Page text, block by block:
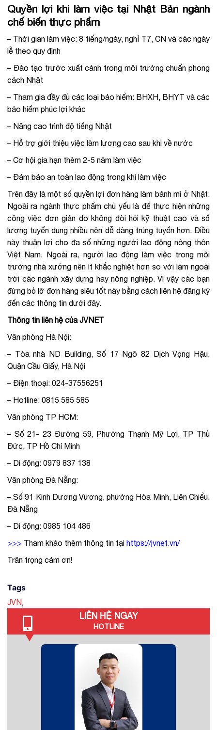
Quyền lợi khi làm việc tại Nhật Bản ngành
chế biến thực phẩm
– Thời gian làm việc: 8 tiếng/ngày, nghỉ T7, CN và các ngày
lễ theo quy định
– Đào tạo trước xuất cảnh trong môi trường chuẩn phong
cách Nhật
– Tham gia đầy đủ các loại bảo hiểm: BHXH, BHYT và các
bảo hiểm phúc lợi khác
– Nâng cao trình độ tiếng Nhật
– Hỗ trợ giới thiệu việc làm lương cao sau khi về nước
– Cơ hội gia hạn thêm 2-5 năm làm việc
– Đảm bảo an toàn lao động trong khi làm việc
Trên đây là một số quyền lợi đơn hàng làm bánh mì ở Nhật.
Ngoài ra ngành thực phẩm chủ yếu là để thực hiện những
công việc đơn giản do không đòi hỏi kỹ thuật cao và số
lượng tuyển dụng nhiều nên dễ dàng trúng tuyển hơn. Điều
này thuận lợi cho đa số những người lao động nông thôn
Việt Nam. Ngoài ra, người lao động làm việc trong môi
trường nhà xưởng nên ít khắc nghiệt hơn so với làm ngoài
trời các ngành xây dựng hay nông nghiệp. Vì vậy các bạn
đừng bỏ lỡ đơn hàng siêu tốt này bằng cách liên hệ đăng ký
đến các thông tin dưới đây.
Thông tin liên hệ của JVNET
Văn phòng Hà Nội:
– Tòa nhà ND Building, Số 17 Ngõ 82 Dịch Vọng Hậu,
Quận Cầu Giấy, Hà Nội
– Điện thoại: 024-37556251
– Hotline: 0815 585 585
Văn phòng TP HCM:
– Số 21- 23 Đường 59, Phường Thạnh Mỹ Lợi, TP Thủ
Đức, TP Hồ Chí Minh
– Di động: 0979 837 138
Văn phòng Đà Nẵng:
– Số 91 Kinh Dương Vương, phường Hòa Minh, Liên Chiểu,
Đà Nẵng
– Di động: 0985 104 486
>>> Tham khảo thêm thông tin tại https://jvnet.vn/
Trân trọng cảm ơn!
Tags
JVN,
LIÊN HỆ NGAY
HOTLINE